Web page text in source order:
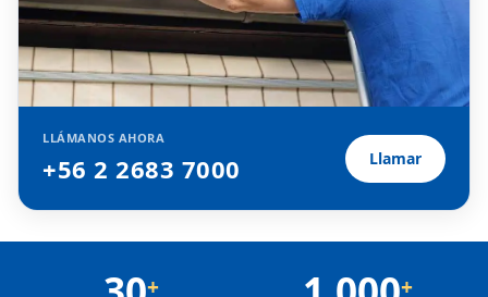
LLÁMANOS AHORA
+56 2 2683 7000 Llamar
+ +